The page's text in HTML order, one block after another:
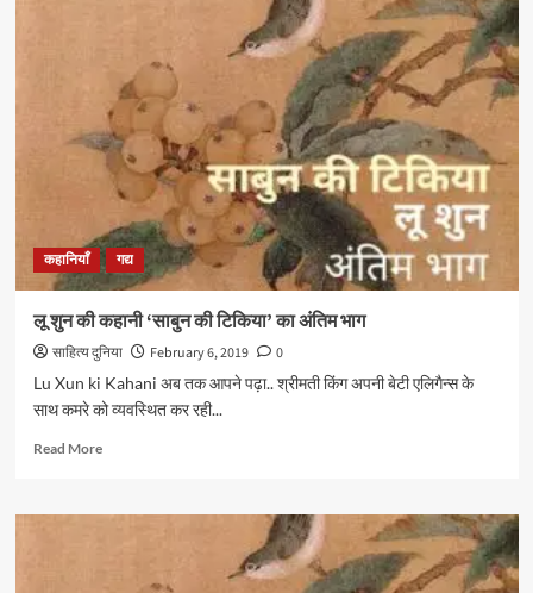
कहानियाँ गद्य
लू शुन की कहानी ‘साबुन की टिकिया’ का अंतिम भाग
साहित्य दुनिया February 6, 2019
0
Lu Xun ki Kahani अब तक आपने पढ़ा.. श्रीमती किंग अपनी बेटी एलिगैन्स के
साथ कमरे को व्यवस्थित कर रही...
Read MoreRead
लू